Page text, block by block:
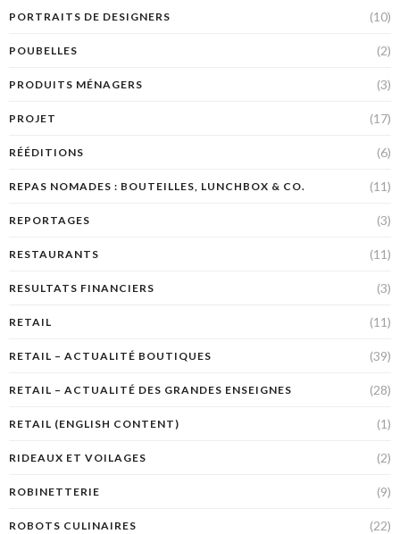
PORTRAITS DE DESIGNERS (10)
POUBELLES (2)
PRODUITS MÉNAGERS (3)
PROJET (17)
RÉÉDITIONS (6)
REPAS NOMADES : BOUTEILLES, LUNCHBOX & CO. (11)
REPORTAGES (3)
RESTAURANTS (11)
RESULTATS FINANCIERS (3)
RETAIL (11)
RETAIL – ACTUALITÉ BOUTIQUES (39)
RETAIL – ACTUALITÉ DES GRANDES ENSEIGNES (28)
RETAIL (ENGLISH CONTENT) (1)
RIDEAUX ET VOILAGES (2)
ROBINETTERIE (9)
ROBOTS CULINAIRES (22)